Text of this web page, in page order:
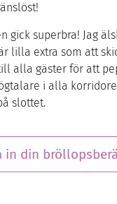
gick superbra! Jag
lilla extra som att
alla gäster för att
i alla
slottet.
in din